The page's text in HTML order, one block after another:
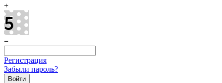
+
=
Регистрация
Забыли пароль?